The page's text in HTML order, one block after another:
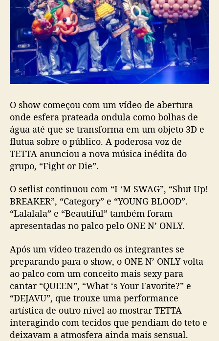
s
c
o
m
S
W
A
G
O show começou com um vídeo de abertura
onde esfera prateada ondula como bolhas de
água até que se transforma em um objeto 3D e
flutua sobre o público. A poderosa voz de
TETTA anunciou a nova música inédita do
grupo, “Fight or Die”.
O setlist continuou com “I ‘M SWAG”, “Shut Up!
BREAKER”, “Category” e “YOUNG BLOOD”.
“Lalalala” e “Beautiful” também foram
apresentadas no palco pelo ONE N’ ONLY.
Após um vídeo trazendo os integrantes se
preparando para o show, o ONE N’ ONLY volta
ao palco com um conceito mais sexy para
cantar “QUEEN”, “What ‘s Your Favorite?” e
“DEJAVU”, que trouxe uma performance
artística de outro nível ao mostrar TETTA
interagindo com tecidos que pendiam do teto e
deixavam a atmosfera ainda mais sensual.